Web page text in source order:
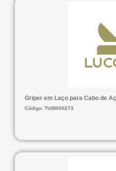
Griper em Laço para Cabo de
Código: TU/B000273